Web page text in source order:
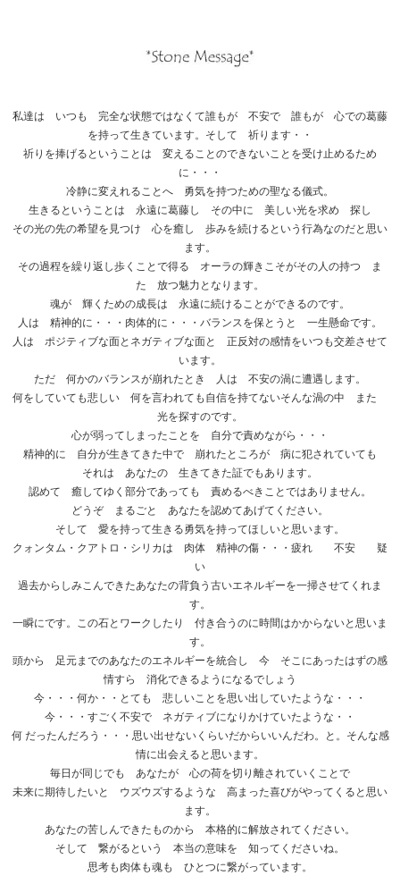
私達は いつも 完全な状態ではなくて誰もが 不安で 誰もが 心での葛藤
を持って生きています。そして 祈ります・・
祈りを捧げるということは 変えることのできないことを受け止めるため
に・・・
冷静に変えれることへ 勇気を持つための聖なる儀式。
生きるということは 永遠に葛藤し その中に 美しい光を求め 探し
その光の先の希望を見つけ 心を癒し 歩みを続けるという行為なのだと思い
ます。
その過程を繰り返し歩くことで得る オーラの輝きこそがその人の持つ ま
た 放つ魅力となります。
魂が 輝くための成長は 永遠に続けることができるのです。
人は 精神的に・・・肉体的に・・・バランスを保とうと 一生懸命です。
人は ポジティブな面とネガティブな面と 正反対の感情をいつも交差させて
います。
ただ 何かのバランスが崩れたとき 人は 不安の渦に遭遇します。
何をしていても悲しい 何を言われても自信を持てないそんな渦の中 また
光を探すのです。
心が弱ってしまったことを 自分で責めながら・・・
精神的に 自分が生きてきた中で 崩れたところが 病に犯されていても
それは あなたの 生きてきた証でもあります。
認めて 癒してゆく部分であっても 責めるべきことではありません。
どうぞ まるごと あなたを認めてあげてください。
そして 愛を持って生きる勇気を持ってほしいと思います。
クォンタム・クアトロ・シリカは 肉体 精神の傷・・・疲れ 不安 疑
い
過去からしみこんできたあなたの背負う古いエネルギーを一掃させてくれま
す。
一瞬にです。この石とワークしたり 付き合うのに時間はかからないと思いま
す。
頭から 足元までのあなたのエネルギーを統合し 今 そこにあったはずの感
情すら 消化できるようになるでしょう
今・・・何か・・とても 悲しいことを思い出していたような・・・
今・・・すごく不安で ネガティブになりかけていたような・・
何 だったんだろう・・・思い出せないくらいだからいいんだわ。と。そんな感
情に出会えると思います。
毎日が同じでも あなたが 心の荷を切り離されていくことで
未来に期待したいと ウズウズするような 高まった喜びがやってくると思い
ます。
あなたの苦しんできたものから 本格的に解放されてください。
そして 繋がるという 本当の意味を 知ってくださいね。
思考も肉体も魂も ひとつに繋がっています。